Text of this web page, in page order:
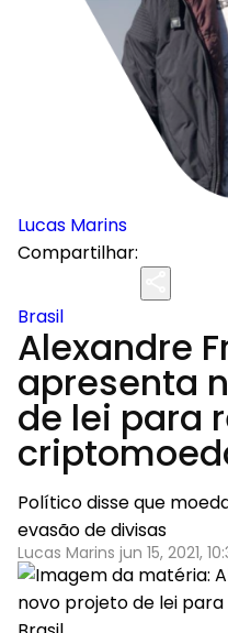
Lucas Marins
Compartilhar:
Brasil
Alexandre
apresenta
de lei para
Político disse que
evasão de divisas
Lucas Marins jun 15, 2021,